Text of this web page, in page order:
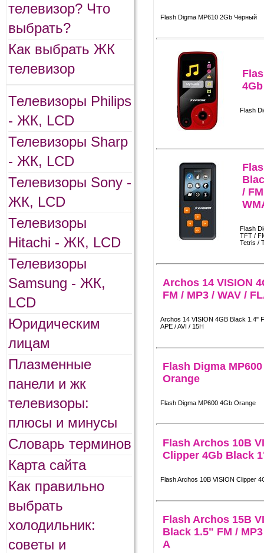
телевизор? Что
выбрать?
Как выбрать ЖК
телевизор
Телевизоры Philips
- ЖК, LCD
Телевизоры Sharp
- ЖК, LCD
Телевизоры Sony -
ЖК, LCD
Телевизоры
Hitachi - ЖК, LCD
Телевизоры
Samsung - ЖК,
LCD
Юридическим
лицам
Плазменные
панели и жк
телевизоры:
плюсы и минусы
Словарь терминов
Карта сайта
Как правильно
выбрать
холодильник:
советы и
Flash Digma MP610 2Gb Чёрный
Flash
/
Flash
TFT /
Tetris /
Archos 14 VISION
FM / MP3 / WAV /
Archos 14 VISION 4GB Black 1.4"
APE / AVI / 15H
Flash Digma
Orange
Flash Digma MP600 4Gb Orange
Flash Archos 10B
Clipper 4Gb Black
Flash Archos 10B VISION Clipper
Flash Archos 15B
Black 1.5" FM /
A